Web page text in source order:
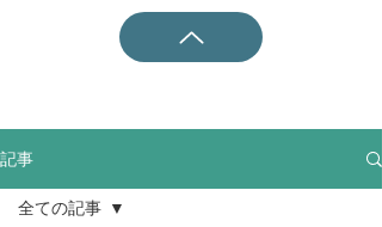
記事
全ての記事